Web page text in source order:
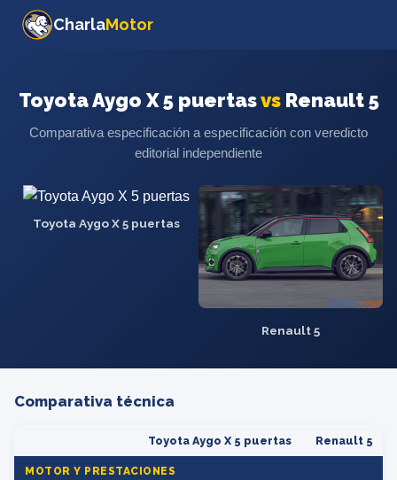
CharlaMotor
Toyota Aygo X 5 puertasvsRenault 5
Comparativa especificación a especificación con veredicto
editorial independiente
Toyota Aygo X 5 puertas
Renault 5
Comparativa técnica
Toyota Aygo X 5 puertas Renault 5
MOTOR Y PRESTACIONES